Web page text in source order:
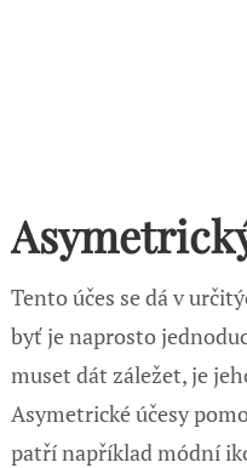
Tento účes se dá v
byť je naprosto
muset dát záležet, je
Asymetrické účesy
patří například módní